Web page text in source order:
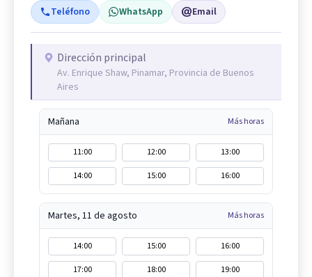
Teléfono WhatsApp Email
Dirección principal
Av. Enrique Shaw, Pinamar, Provincia de Buenos
Aires
Mañana Más horas
11:00 12:00
13:00
14:00
15:00 16:00
Martes, 11 de agosto Más horas
14:00 15:00
16:00
17:00
18:00 19:00